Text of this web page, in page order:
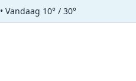
• Vandaag 10° / 30°